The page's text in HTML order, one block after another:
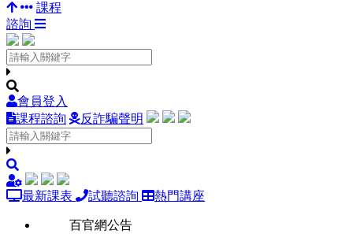
課程
諮詢
會員登入
課程諮詢
反詐騙聲明
最新課表 試聽諮詢 熱門講座
百官網公告